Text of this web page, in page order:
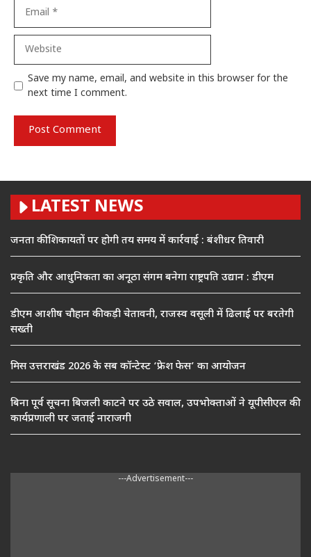
Save my name, email, and website in this browser for the
next time I comment.
LATEST NEWS
जनता की शिकायतों पर होगी तय समय में कार्रवाई : बंशीधर तिवारी
प्रकृति और आधुनिकता का अनूठा संगम बनेगा राष्ट्रपति उद्यान : डीएम
डीएम आशीष चौहान की कड़ी चेतावनी, राजस्व वसूली में ढिलाई पर बरतेगी
सख्ती
मिस उत्तराखंड 2026 के सब कॉन्टेस्ट ‘फ्रेश फेस’ का आयोजन
बिना पूर्व सूचना बिजली काटने पर उठे सवाल, उपभोक्ताओं ने यूपीसीएल की
कार्यप्रणाली पर जताई नाराजगी
---Advertisement---